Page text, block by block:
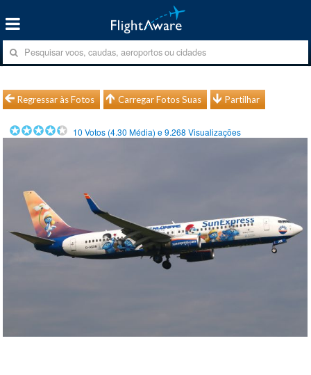
Regressar às Fotos Carregar Fotos Suas Partilhar
10 Votos (4.30 Média) e9.268 Visualizações